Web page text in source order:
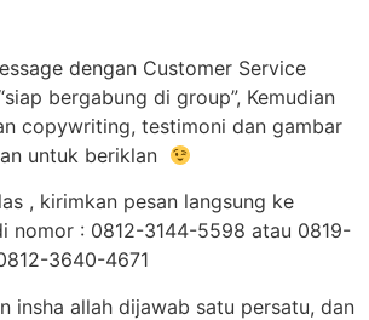
dengan Customer Service
bergabung di group”, Kemudian
copywriting, testimoni dan gambar
untuk beriklan
, kirimkan pesan langsung ke
nomor : 0812-3144-5598 atau 0819-
3640-4671
insha allah dijawab satu persatu, dan